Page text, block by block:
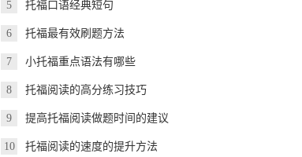
5 托福口语经典短句
6 托福最有效刷题方法
7 小托福重点语法有哪些
8 托福阅读的高分练习技巧
9 提高托福阅读做题时间的建议
10 托福阅读的速度的提升方法